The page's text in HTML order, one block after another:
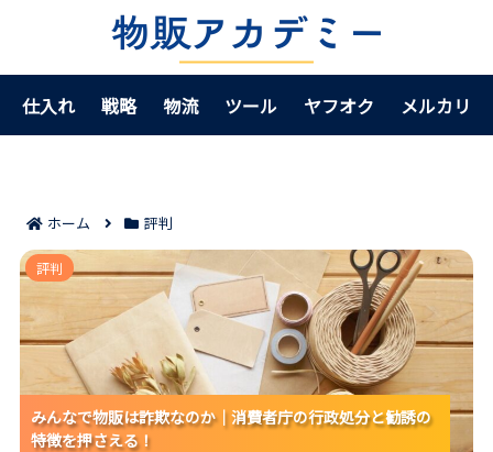
仕入れ 戦略 物流 ツール ヤフオク メルカリ
ホーム 評判
みんなで物販は詐欺なのか｜消費者庁の行政処分と勧
誘の特徴を押さえる！
みんなで物販は詐欺なのか｜消費者庁の行政処分と勧誘の
特徴を押さえる！
みんなで物販は詐欺なのか｜消費者庁の行政処分と勧誘の
特徴を押さえる！
みんなで物販は詐欺なのか｜消費者庁の行政処分と勧誘の
特徴を押さえる！
評判